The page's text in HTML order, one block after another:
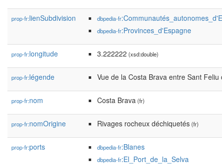
prop-fr:lienSubdivision dbpedia-fr
dbpedia-fr:Provinces_d'Espagne
prop-fr:longitude 3.222222 (xsd:double)
prop-fr:légende Vue de la Costa Brava entre Sant
prop-fr:nom Costa Brava(fr)
prop-fr:nomOrigine Rivages rocheux déchiquetés(fr)
prop-fr:ports dbpedia-fr:Blanes
dbpedia-fr:El_Port_de_la_Selva